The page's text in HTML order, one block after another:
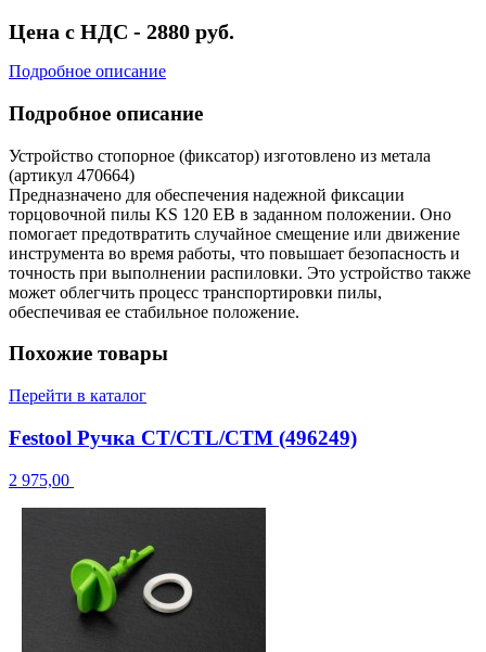
Цена с НДС - 2880 руб.
Подробное описание
Подробное описание
Устройство стопорное (фиксатор) изготовлено из метала
(артикул 470664)
Предназначено для обеспечения надежной фиксации
торцовочной пилы KS 120 EB в заданном положении. Оно
помогает предотвратить случайное смещение или движение
инструмента во время работы, что повышает безопасность и
точность при выполнении распиловки. Это устройство также
может облегчить процесс транспортировки пилы,
обеспечивая ее стабильное положение.
Похожие товары
Перейти в каталог
Festool Ручка CT/CTL/CTM (496249)
2 975,00